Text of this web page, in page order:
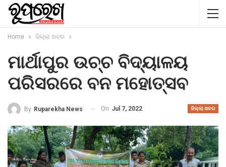
Home ଜିଲ୍ଲା ଖବର
ମାର୍ଥାପୁର ଉଚ୍ଚ ବିଦ୍ୟାଳୟ
ପରିସରରେ ବନ ମହୋତ୍ସବ
ଜିଲ୍ଲା ଖବର
By Ruparekha News On Jul 7, 2022